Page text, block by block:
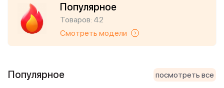
Популярное
Товаров: 42
Смотреть модели
Популярное посмотреть все